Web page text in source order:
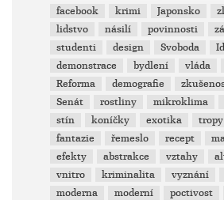
facebook
krimi Japonsko
lidstvo
násilí povinnosti
studenti
design Svoboda
demonstrace
bydlení vláda
Reforma
demografie
Senát
rostliny mikroklima
stín
koníčky exotika tropy
fantazie
řemeslo recept
efekty
abstrakce vztahy
vnitro
kriminalita vyznání
moderna
moderní poctivost